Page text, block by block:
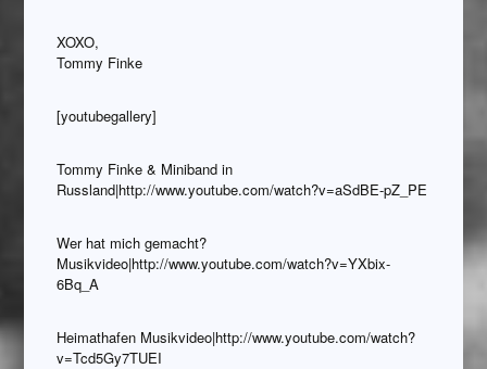
XOXO,
Tommy Finke
[youtubegallery]
Tommy Finke & Miniband in
Russland|http://www.youtube.com/watch?v=aSdBE-pZ_PE
Wer hat mich gemacht?
Musikvideo|http://www.youtube.com/watch?v=YXbix-
6Bq_A
Heimathafen Musikvideo|http://www.youtube.com/watch?
v=Tcd5Gy7TUEI